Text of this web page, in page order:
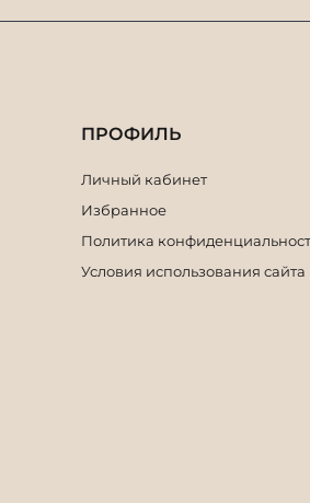
ПРОФИЛЬ
Личный кабинет
Избранное
Политика
Условия использования сайта